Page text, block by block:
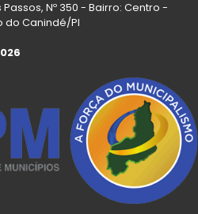
Nº 350 - Bairro: Centro -
do Canindé/PI